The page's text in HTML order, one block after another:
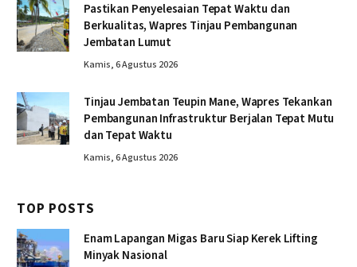
Pastikan Penyelesaian Tepat Waktu dan
Berkualitas, Wapres Tinjau Pembangunan
Jembatan Lumut
Kamis, 6 Agustus 2026
Tinjau Jembatan Teupin Mane, Wapres Tekankan
Pembangunan Infrastruktur Berjalan Tepat Mutu
dan Tepat Waktu
Kamis, 6 Agustus 2026
TOP POSTS
Enam Lapangan Migas Baru Siap Kerek Lifting
Minyak Nasional